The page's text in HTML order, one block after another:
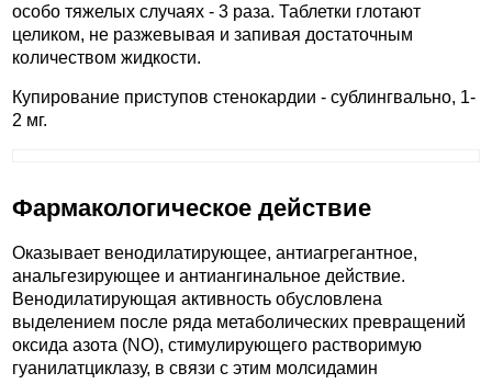
особо тяжелых случаях - 3 раза. Таблетки глотают
целиком, не разжевывая и запивая достаточным
количеством жидкости.
Купирование приступов стенокардии - сублингвально, 1-
2 мг.
Фармакологическое действие
Оказывает венодилатирующее, антиагрегантное,
анальгезирующее и антиангинальное действие.
Венодилатирующая активность обусловлена
выделением после ряда метаболических превращений
оксида азота (NO), стимулирующего растворимую
гуанилатциклазу, в связи с этим молсидамин